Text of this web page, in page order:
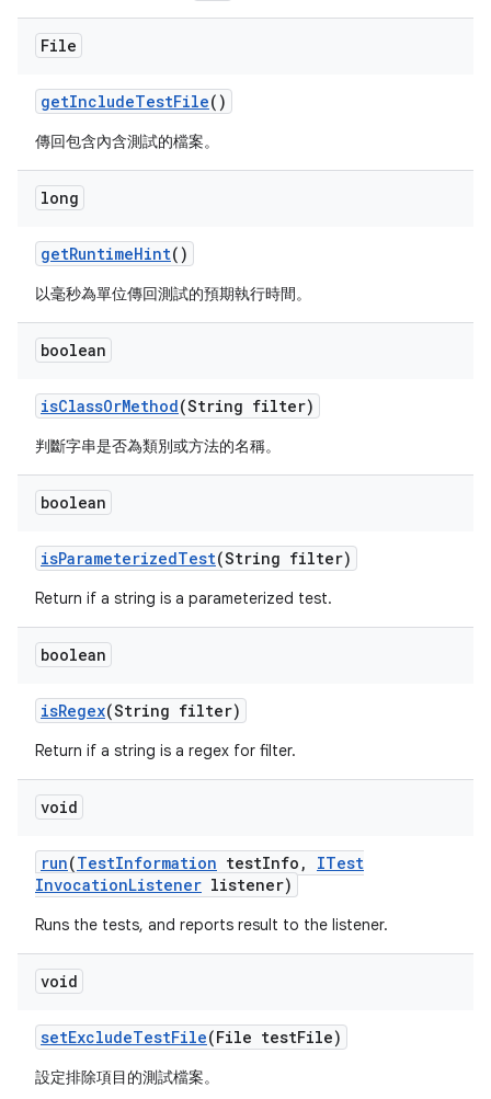
File
getIncludeTestFile()
傳回包含內含測試的檔案。
long
getRuntimeHint()
以毫秒為單位傳回測試的預期執行時間。
boolean
isClassOrMethod(String filter)
判斷字串是否為類別或方法的名稱。
boolean
isParameterizedTest(String filter)
Return if a string is a parameterized test.
boolean
isRegex(String filter)
Return if a string is a regex for filter.
void
run(TestInformation testInfo ,
ITest
InvocationListener listener)
Runs the tests, and reports result to the listener.
void
setExcludeTestFile(File testFile)
設定排除項目的測試檔案。